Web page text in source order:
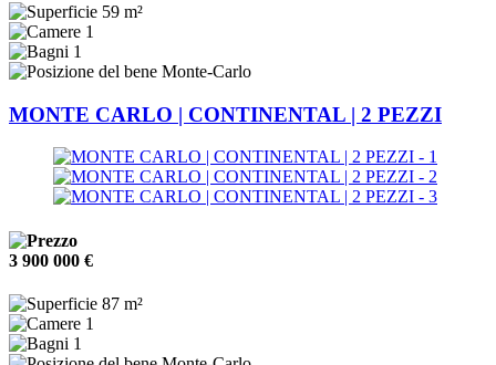
59 m²
1
1
Monte-Carlo
MONTE CARLO | CONTINENTAL | 2 PEZZI
3 900 000 €
87 m²
1
1